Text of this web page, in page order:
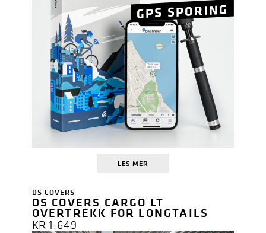
GPS SPORING
LES MER
DS COVERS
DS COVERS CARGO LT
OVERTREKK FOR LONGTAILS
KR 1.649